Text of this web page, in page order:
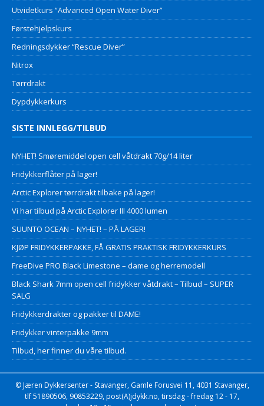
Utvidetkurs “Advanced Open Water Diver”
Førstehjelpskurs
Redningsdykker “Rescue Diver”
Nitrox
Tørrdrakt
Dypdykkerkurs
SISTE INNLEGG/TILBUD
NYHET! Smøremiddel open cell våtdrakt 70g/14 liter
Fridykkerflåter på lager!
Arctic Explorer tørrdrakt tilbake på lager!
Vi har tilbud på Arctic Explorer III 4000 lumen
SUUNTO OCEAN – NYHET! – PÅ LAGER!
KJØP FRIDYKKERPAKKE, FÅ GRATIS PRAKTISK FRIDYKKERKURS
FreeDive PRO Black Limestone – dame og herremodell
Black Shark 7mm open cell fridykker våtdrakt – Tilbud – SUPER
SALG
Fridykkerdrakter og pakker til DAME!
Fridykker vinterpakke 9mm
Tilbud, her finner du våre tilbud.
© Jæren Dykkersenter - Stavanger, Gamle Forusvei 11, 4031 Stavanger,
tlf 51890506, 90853229, post(A)jdykk.no, tirsdag - fredag 12 - 17,